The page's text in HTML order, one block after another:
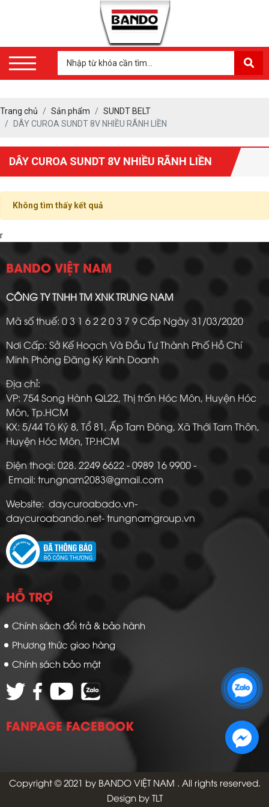
Trang chủ Sản phẩm
SUNDT BELT
DÂY CUROA SUNDT 8V NHIỀU RÃNH LIỀN
DÂY CUROA SUNDT 8V NHIỀU RÃNH LIỀN
Không tìm thấy kết quả
r
BANDO VIỆT NAM
CÔNG TY TNHH TM XNK TRUNG NAM
Mã số thuế: 0 3 1 6 2 2 0 3 7 9 Cấp Ngày 31/03/2020
Nơi Cấp: Sở Kế Hoạch Và Đầu Tư Thành Phố Hồ Chí
Minh Phòng Đăng Ký Kinh Doanh
Địa chỉ:
VP: 754 Song Hành QL22, Thị trấn Hóc Môn, Huyện Hóc
Môn, Tp.HCM
KX: 5/44 Tô Ký 8, Tổ 81, Ấp Tam Đông, Xã Thới Tam Thôn,
Huyện Hóc Môn, TP.HCM
Điện thoại: 028. 2249 6622 - 0989 16 9900 -
Email: trungnam2083@gmail.com
Website: daycuroabado.vn-
daycuroabando.net- trungnamgroup.vn
HỖ TRỢ
Chính sách đổi trả & bảo hành
Phương thức giao hàng
Chính sách bảo mật
FANPAGE FACEBOOK
Copyright © 2021 by BANDO VIỆT NAM . All rights reserved.
Design by TLT
Zalo 2: 0972 14 9900